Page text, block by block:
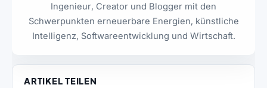
Ingenieur, Creator und Blogger mit den
Schwerpunkten erneuerbare Energien, künstliche
Intelligenz, Softwareentwicklung und Wirtschaft.
ARTIKEL TEILEN